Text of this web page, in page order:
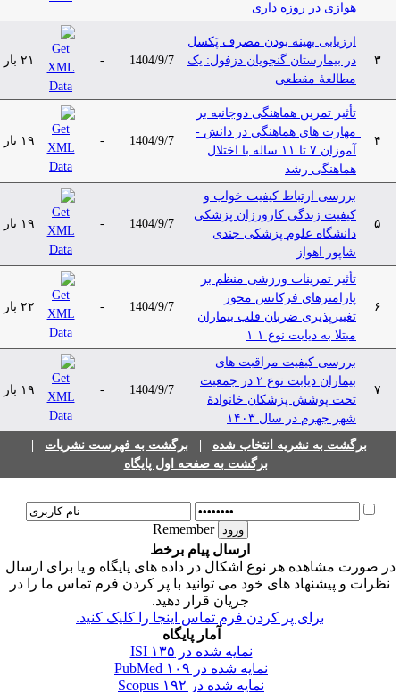
هوازی در روزه­ داری
ارزیابی بهینه‌ بودن مصرف پَکسل
در بیمارستان گنجویان دزفول: یک
مطالعۀ مقطعی
1404/9/7 ۲۱ بار
تأثیر تمرین هماهنگی دوجانبه بر
مهارت­ های هماهنگی در دانش ­
آموزان ۷ تا ۱۱ ساله با اختلال
هماهنگی رشد
1404/9/7 ۱۹ بار
بررسی ارتباط کیفیت خواب و
کیفیت زندگی کارورزان پزشکی
دانشگاه علوم پزشکی جندی
شاپور اهواز
1404/9/7 ۱۹ بار
تأثیر تمرینات ورزشی منظم بر
پارامترهای فرکانس ‌محور
تغییرپذیری ضربان قلب بیماران
مبتلا به دیابت نوع ۱ ۱
1404/9/7 ۲۲ بار
بررسی کیفیت مراقبت‌ های
بیماران دیابت نوع ۲ در جمعیت
تحت پوشش پزشکان خانوادۀ
شهر جهرم در سال ۱۴۰۳
1404/9/7 ۱۹ بار
برگشت به نشریه انتخاب شده| برگشت به فهرست نشریات|
برگشت به صفحه اول پایگاه
Remember
ارسال پیام برخط
صورت مشاهده هر نوع اشکال در داده های پایگاه و یا برای ارسال
نظرات و پیشنهاد های خود می توانید با پر کردن فرم تماس ما را در
جریان قرار دهید.
برای پر کردن فرم تماس اینجا را کلیک کنید.
آمار پایگاه
نمایه شده در ISI۱۳۵
نمایه شده در PubMed۱۰۹
نمایه شده در Scopus۱۹۲